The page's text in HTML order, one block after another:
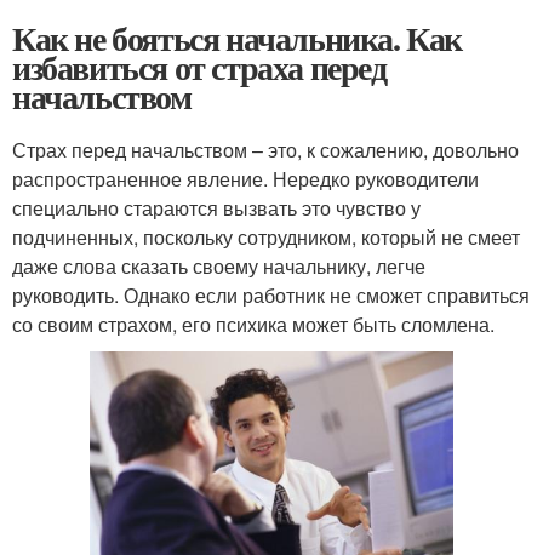
Как не бояться начальника. Как
избавиться от страха перед
начальством
Страх перед начальством – это, к сожалению, довольно
распространенное явление. Нередко руководители
специально стараются вызвать это чувство у
подчиненных, поскольку сотрудником, который не смеет
даже слова сказать своему начальнику, легче
руководить. Однако если работник не сможет справиться
со своим страхом, его психика может быть сломлена.